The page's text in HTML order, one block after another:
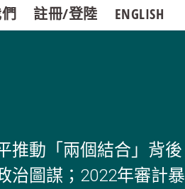
註冊/登陸 ENGLISH
推動「兩個結合」背後
治圖謀；2022年審計暴